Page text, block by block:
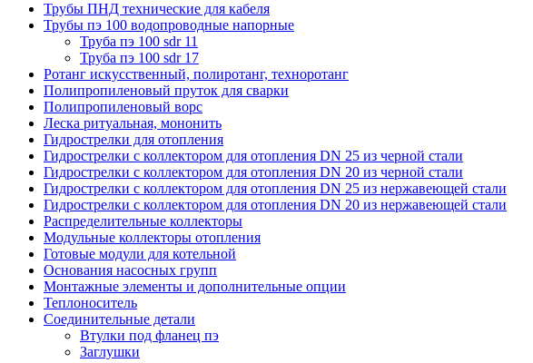
Трубы ПНД технические для кабеля
Трубы пэ 100 водопроводные напорные
Труба пэ 100 sdr 11
Труба пэ 100 sdr 17
Ротанг искусственный, полиротанг, техноротанг
Полипропиленовый пруток для сварки
Полипропиленовый ворс
Леска ритуальная, мононить
Гидрострелки для отопления
Гидрострелки с коллектором для отопления DN 25 из черной стали
Гидрострелки с коллектором для отопления DN 20 из черной стали
Гидрострелки с коллектором для отопления DN 25 из нержавеющей стали
Гидрострелки с коллектором для отопления DN 20 из нержавеющей стали
Распределительные коллекторы
Модульные коллекторы отопления
Готовые модули для котельной
Основания насосных групп
Монтажные элементы и дополнительные опции
Теплоноситель
Соединительные детали
Втулки под фланец пэ
Заглушки